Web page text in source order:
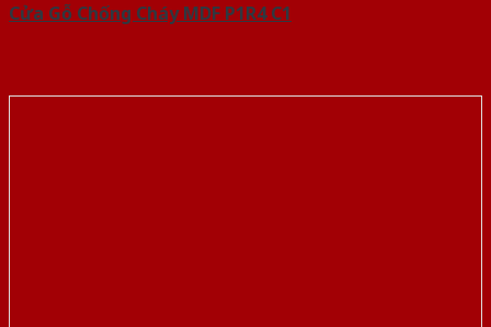
Cửa Gỗ Chống Cháy MDF P1R4 C1